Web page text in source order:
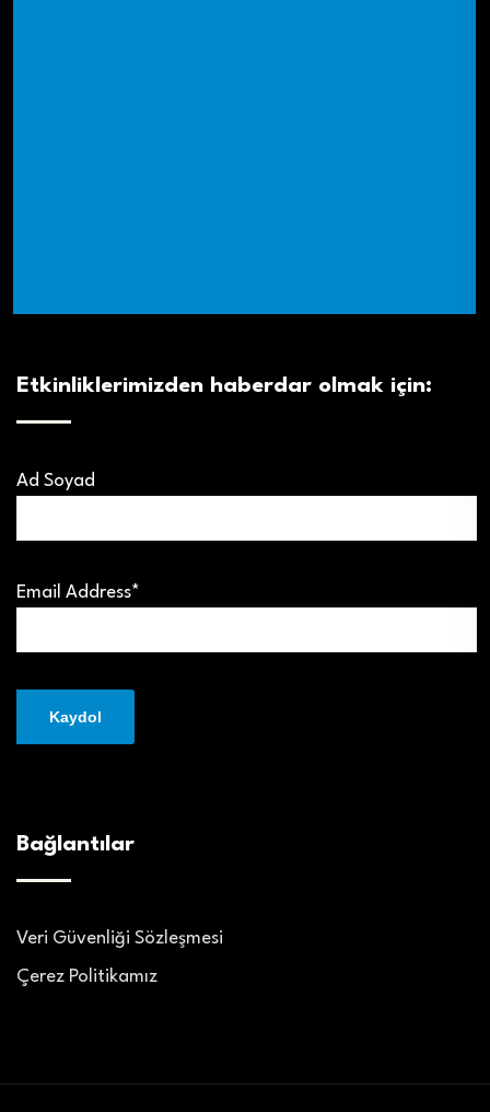
Etkinliklerimizden haberdar olmak için:
Ad Soyad
Email Address*
Bağlantılar
Veri Güvenliği Sözleşmesi
Çerez Politikamız